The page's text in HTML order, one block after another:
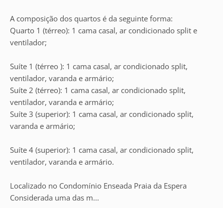
A composição dos quartos é da seguinte forma:
Quarto 1 (térreo): 1 cama casal, ar condicionado split e
ventilador;
Suíte 1 (térreo ): 1 cama casal, ar condicionado split,
ventilador, varanda e armário;
Suíte 2 (térreo): 1 cama casal, ar condicionado split,
ventilador, varanda e armário;
Suíte 3 (superior): 1 cama casal, ar condicionado split,
varanda e armário;
Suíte 4 (superior): 1 cama casal, ar condicionado split,
ventilador, varanda e armário.
Localizado no Condomínio Enseada Praia da Espera
Considerada uma das m...